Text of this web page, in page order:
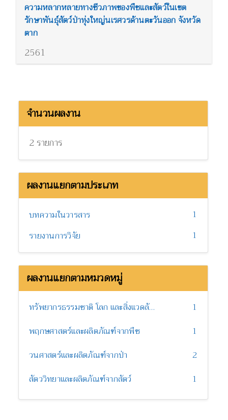
ความหลากหลายทางชีวภาพของพืชและสัตว์ในเขต
รักษาพันธุ์สัตว์ป่าทุ่งใหญ่นเรศวรด้านตะวันออก จังหวัด
ตาก
2561
จำนวนผลงาน
2 รายการ
ผลงานแยกตามประเภท
บทความในวารสาร
1
รายงานการวิจัย
1
ผลงานแยกตามหมวดหมู่
ทรัพยากรธรรมชาติ โลก และสิ่งแวดล้อม
1
พฤกษศาสตร์และผลิตภัณฑ์จากพืช
1
วนศาสตร์และผลิตภัณฑ์จากป่า
2
สัตววิทยาและผลิตภัณฑ์จากสัตว์
1